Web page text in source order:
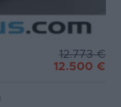
12.773 €
12.500 €